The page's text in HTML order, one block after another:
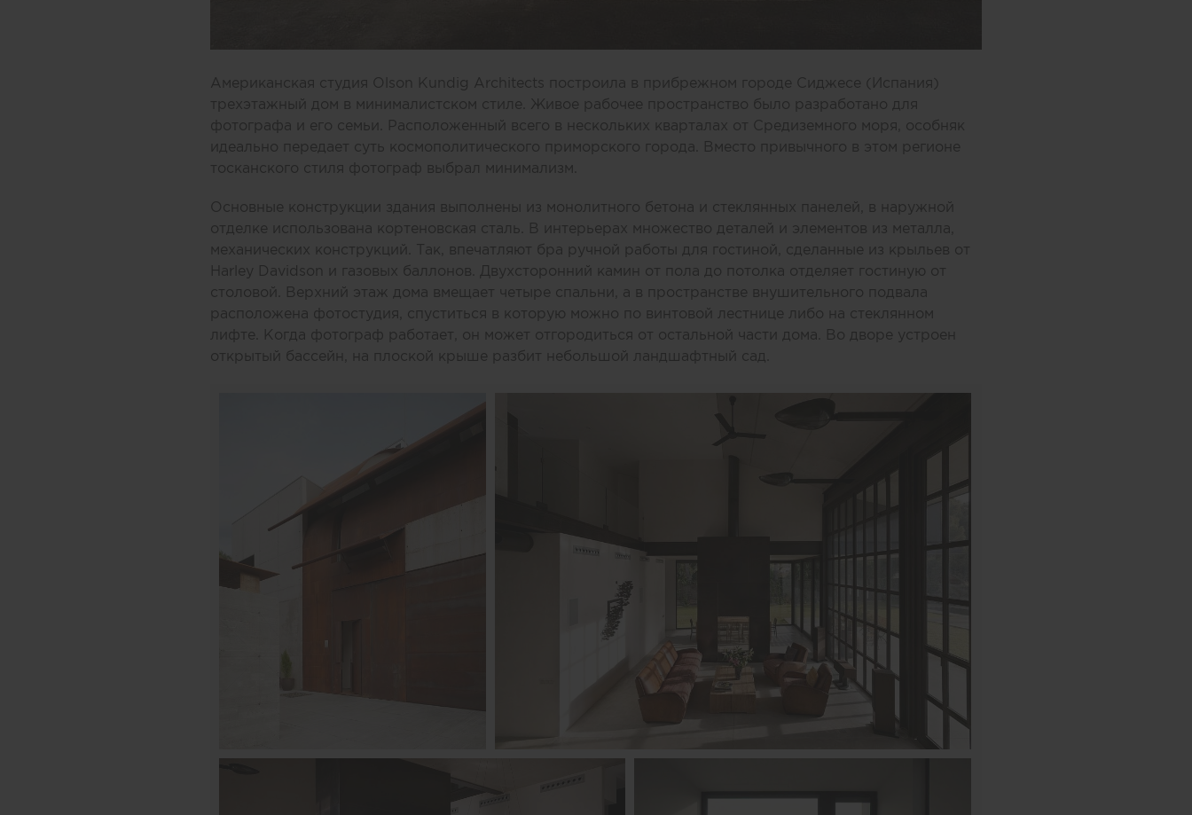
Американская студия Olson Kundig Architects построила в прибрежном городе Сиджесе (Испания)
трехэтажный дом в минималистском стиле. Живое рабочее пространство было разработано для
фотографа и его семьи. Расположенный всего в нескольких кварталах от Средиземного моря, особняк
идеально передает суть космополитического приморского города. Вместо привычного в этом регионе
тосканского стиля фотограф выбрал минимализм.
Основные конструкции здания выполнены из монолитного бетона и стеклянных панелей, в наружной
отделке использована кортеновская сталь. В интерьерах множество деталей и элементов из металла,
механических конструкций. Так, впечатляют бра ручной работы для гостиной, сделанные из крыльев от
Harley Davidson и газовых баллонов. Двухсторонний камин от пола до потолка отделяет гостиную от
столовой. Верхний этаж дома вмещает четыре спальни, а в пространстве внушительного подвала
расположена фотостудия, спуститься в которую можно по винтовой лестнице либо на стеклянном
лифте. Когда фотограф работает, он может отгородиться от остальной части дома. Во дворе устроен
открытый бассейн, на плоской крыше разбит небольшой ландшафтный сад.